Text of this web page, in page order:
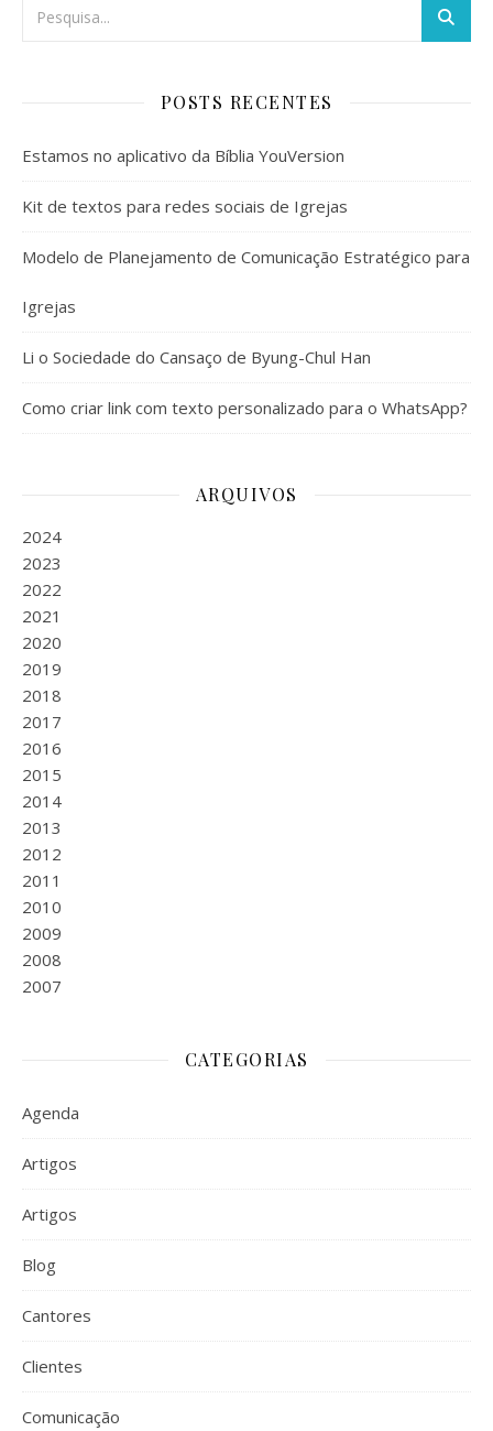
POSTS RECENTES
Estamos no aplicativo da Bíblia YouVersion
Kit de textos para redes sociais de Igrejas
Modelo de Planejamento de Comunicação Estratégico para
Igrejas
Li o Sociedade do Cansaço de Byung-Chul Han
Como criar link com texto personalizado para o WhatsApp?
ARQUIVOS
2024
2023
2022
2021
2020
2019
2018
2017
2016
2015
2014
2013
2012
2011
2010
2009
2008
2007
CATEGORIAS
Agenda
Artigos
Artigos
Blog
Cantores
Clientes
Comunicação